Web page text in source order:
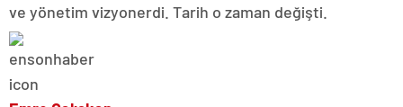
ve yönetim vizyonerdi. Tarih o zaman değişti.